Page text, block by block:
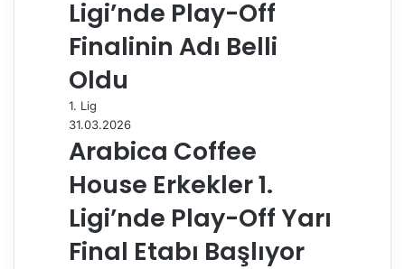
Ligi’nde Play-Off
Finalinin Adı Belli
Oldu
1. Lig
31.03.2026
Arabica Coffee
House Erkekler 1.
Ligi’nde Play-Off Yarı
Final Etabı Başlıyor